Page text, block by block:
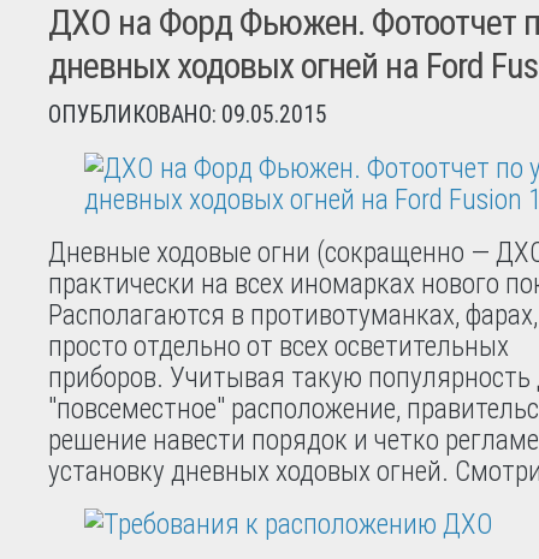
ДХО на Форд Фьюжен. Фотоотчет
дневных ходовых огней на Ford
ОПУБЛИКОВАНО: 09.05.2015
Дневные ходовые огни (сокращенно —
практически на всех иномарках нового
Располагаются в противотуманках,
просто отдельно от всех осветительных
приборов. Учитывая такую
"повсеместное" расположение,
решение навести порядок и четко
установку дневных ходовых огней.